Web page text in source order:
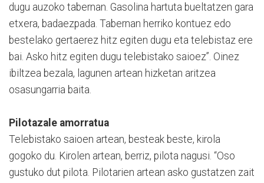
dugu auzoko tabernan. Gasolina hartuta bueltatzen gara
etxera, badaezpada. Tabernan herriko kontuez edo
bestelako gertaerez hitz egiten dugu eta telebistaz ere
bai. Asko hitz egiten dugu telebistako saioez”. Oinez
ibiltzea bezala, lagunen artean hizketan aritzea
osasungarria baita.
Pilotazale amorratua
Telebistako saioen artean, besteak beste, kirola
gogoko du. Kirolen artean, berriz, pilota nagusi. “Oso
gustuko dut pilota. Pilotarien artean asko gustatzen zait